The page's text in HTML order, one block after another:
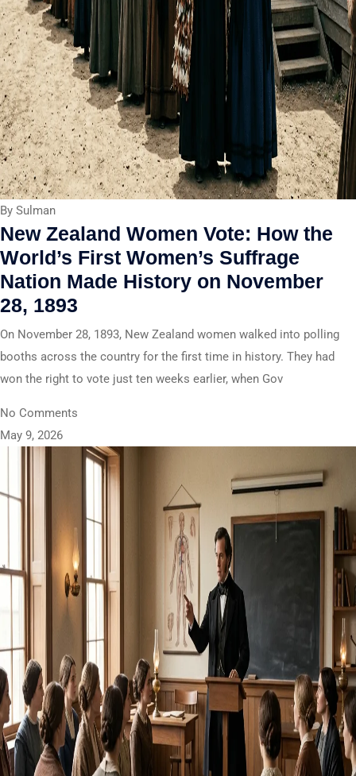
By Sulman
New Zealand Women Vote: How the
World’s First Women’s Suffrage
Nation Made History on November
28, 1893
On November 28, 1893, New Zealand women walked into polling
booths across the country for the first time in history. They had
won the right to vote just ten weeks earlier, when Gov
No Comments
May 9, 2026